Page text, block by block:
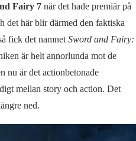
Fairy 7när det hade premiär på
det här blir därmed den faktiska
fick det namnet Sword and Fairy:
är helt annorlunda mot de
nu är det actionbetonade
mellan story och action. Det
ned.